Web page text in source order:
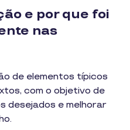
e por que foi
nas
de elementos típicos
com o objetivo de
desejados e melhorar